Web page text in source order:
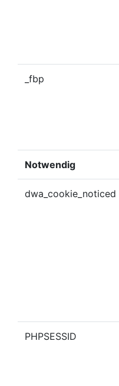
_fbp
Notwendig
dwa_cookie_noticed
PHPSESSID